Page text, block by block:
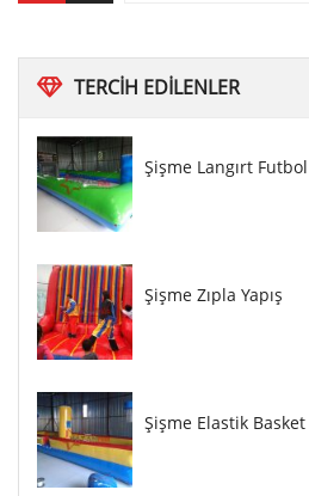
TERCIH EDILENLER
Şişme Langırt
Şişme Zıpla Yapış
Şişme Elastik Basket